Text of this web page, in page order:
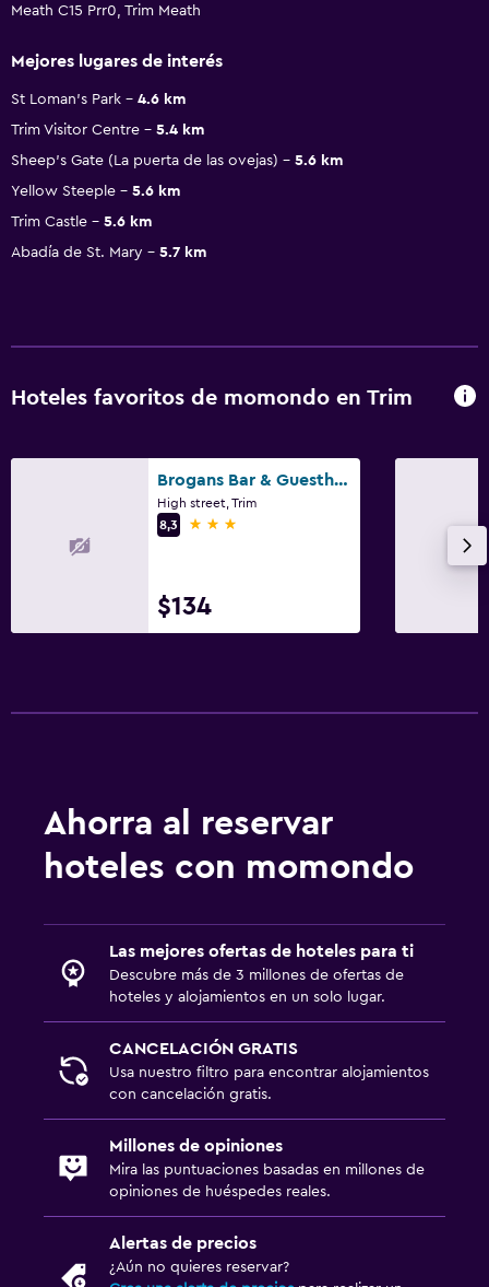
Meath C15 Prr0, Trim Meath
Mejores lugares de interés
St Loman's Park
4.6 km
Trim Visitor Centre
5.4 km
Sheep's Gate (La puerta de las ovejas)
5.6 km
Yellow Steeple
5.6 km
Trim Castle
5.6 km
Abadía de St. Mary
5.7 km
Hoteles favoritos de momondo en Trim
Brogans Bar & Guesthouse
High street, Trim
8,3
3 estrellas
$134
Ahorra al reservar
hoteles con momondo
Las mejores ofertas de hoteles para ti
Descubre más de 3 millones de ofertas de
hoteles y alojamientos en un solo lugar.
CANCELACIÓN GRATIS
Usa nuestro filtro para encontrar alojamientos
con cancelación gratis.
Millones de opiniones
Mira las puntuaciones basadas en millones de
opiniones de huéspedes reales.
Alertas de precios
¿Aún no quieres reservar?